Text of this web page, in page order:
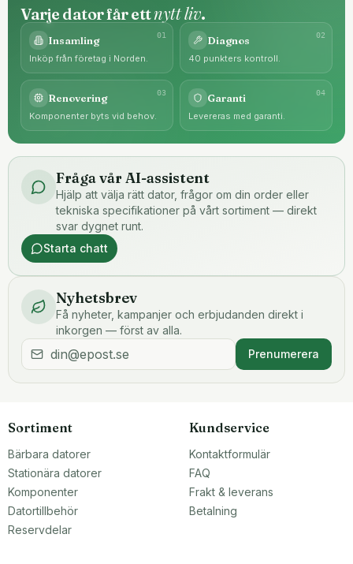
Varje dator får ettnytt liv.
01
Insamling
Inköp från företag i Norden.
02
Diagnos
40 punkters kontroll.
03
Renovering
Komponenter byts vid behov.
04
Garanti
Levereras med garanti.
Fråga vår AI-assistent
Hjälp att välja rätt dator, frågor om din order eller
tekniska specifikationer på vårt sortiment — direkt
svar dygnet runt.
Starta chatt
Nyhetsbrev
Få nyheter, kampanjer och erbjudanden direkt i
inkorgen — först av alla.
Prenumerera
Sortiment
Bärbara datorer
Stationära datorer
Komponenter
Datortillbehör
Reservdelar
Kundservice
Kontaktformulär
FAQ
Frakt & leverans
Betalning